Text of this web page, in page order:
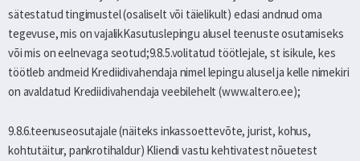
sätestatud tingimustel (osaliselt või täielikult) edasi andnud oma
tegevuse, mis on vajalikKasutuslepingu alusel teenuste osutamiseks
või mis on eelnevaga seotud;9.8.5.volitatud töötlejale, st isikule, kes
töötleb andmeid Krediidivahendaja nimel lepingu alusel ja kelle nimekiri
on avaldatud Krediidivahendaja veebilehelt (www.altero.ee);
9.8.6.teenuseosutajale (näiteks inkassoettevõte, jurist, kohus,
kohtutäitur, pankrotihaldur) Kliendi vastu kehtivatest nõuetest